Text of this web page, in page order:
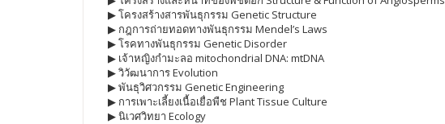
▶ โครงสร้างสารพันธุกรรม Genetic Structure
▶ กฎการถ่ายทอดทางพันธุกรรม Mendel’s Laws
▶ โรคทางพันธุกรรม Genetic Disorder
▶ เจ้าหญิงกำมะลอ mitochondrial DNA: mtDNA
▶ วิวัฒนาการ Evolution
▶ พันธุวิศวกรรม Genetic Engineering
▶ การเพาะเลี้ยงเนื้อเยื่อพืช Plant Tissue Culture
▶ นิเวศวิทยา Ecology